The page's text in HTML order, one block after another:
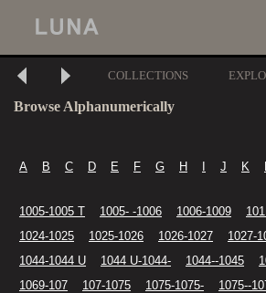
COLLECTIONS
Browse Alphanumerically
A B C D E F G H J K
1005-1005 T
1005- -1006 1006-1009
1024-1025
1025-1026 1026-1027 1027-
1044-1044 U
1044 U-1044- 1044--1045
1069-107
107-1075 1075-1075- 1075--